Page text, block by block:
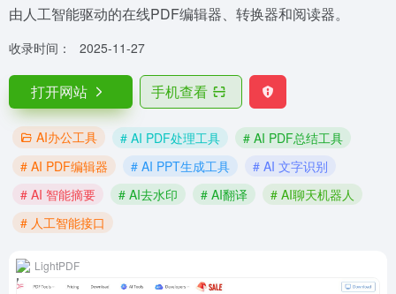
由人工智能驱动的在线PDF编辑器、转换器和阅读器。
收录时间： 2025-11-27
打开网站 手机查看
AI办公工具 # AI PDF处理工具
# AI PDF总结工具
# AI PDF编辑器
# AI PPT生成工具
# AI 文字识别
# AI 智能摘要
# AI去水印 # AI翻译
# AI聊天机器人
# 人工智能接口
LightPDF